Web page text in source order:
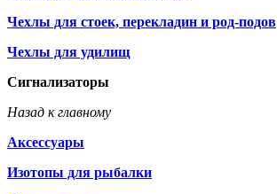
Чехлы для стоек, перекладин и род-подов
Чехлы для удилищ
Сигнализаторы
Назад к главному
Аксессуары
Изотопы для рыбалки